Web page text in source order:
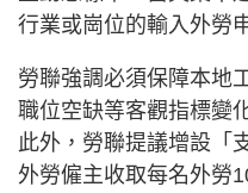
行業或崗位的輸入外勞
勞聯強調必須保障本地
職位空缺等客觀指標變
此外，勞聯提議增設「
外勞僱主收取每名外勞